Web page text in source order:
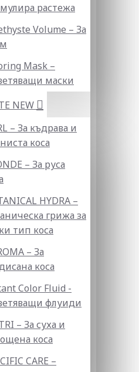
растежа
Volume – За
Mask –
маски
NEW
– За къдрава и
коса
– За руса
HYDRA –
грижа за
тип коса
– За
коса
Color Fluid -
флуиди
– За суха и
коса
CARE –